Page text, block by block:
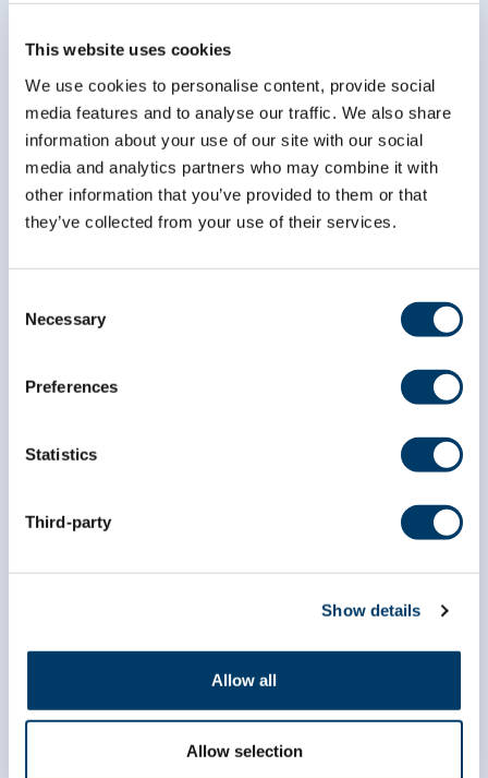
This website uses cookies
We use cookies to personalise content, provide social
media features and to analyse our traffic. We also share
information about your use of our site with our social
media and analytics partners who may combine it with
other information that you’ve provided to them or that
they’ve collected from your use of their services.
Selection
Necessary
Preferences
Statistics
Third-party
Show details
Allow all
Allow selection
infolettre
*champ obligatoire
Courriel*
Prénom*